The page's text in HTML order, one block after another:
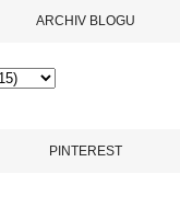
ARCHIV BLOGU
PINTEREST